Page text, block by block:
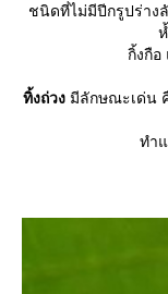
ชนิดที่ไม่มีปีกรูปร่าง
กิ้งกือ
ทิ้งถ่วง มีลักษณะเด่น
ทำ